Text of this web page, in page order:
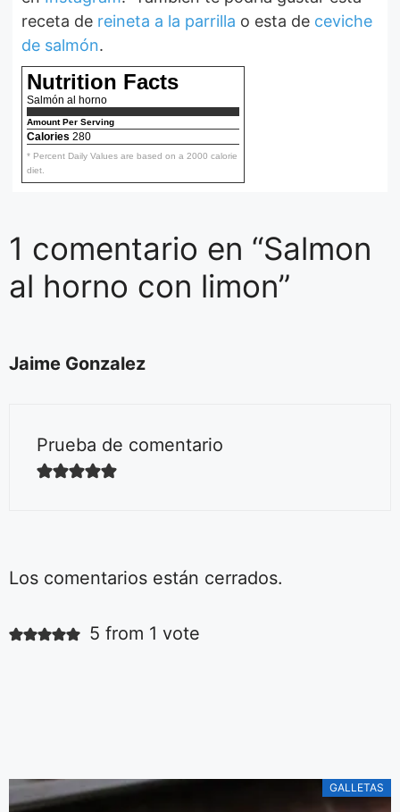
receta de reineta a la parrilla o esta de ceviche
de salmón.
Nutrition Facts
Salmón al horno
Amount Per Serving
Calories 280
* Percent Daily Values are based on a 2000 calorie
diet.
1 comentario en “Salmon
al horno con limon”
Jaime Gonzalez
Prueba de comentario
Los comentarios están cerrados.
5 from 1 vote
de tomates
GALLETAS